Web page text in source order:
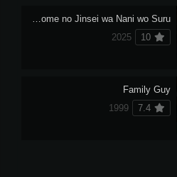
Saikyou no Ousama, Nidome no Jinsei wa Nani wo Suru?
10
2025
Family Guy
7.4
1999